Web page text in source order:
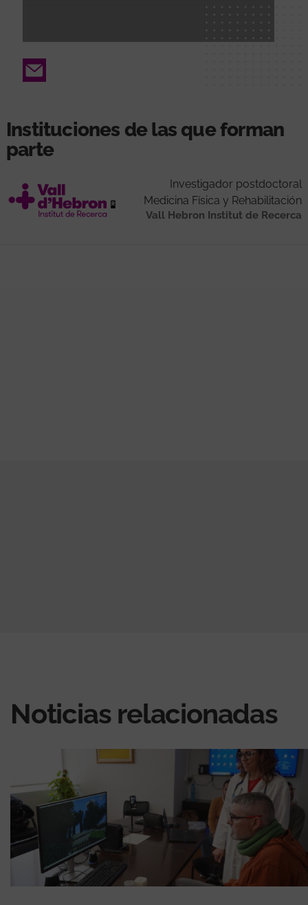
Email
Instituciones de las que forman
parte
Investigador postdoctoral
Medicina Física y Rehabilitación
Vall Hebron Institut de Recerca
Noticias relacionadas